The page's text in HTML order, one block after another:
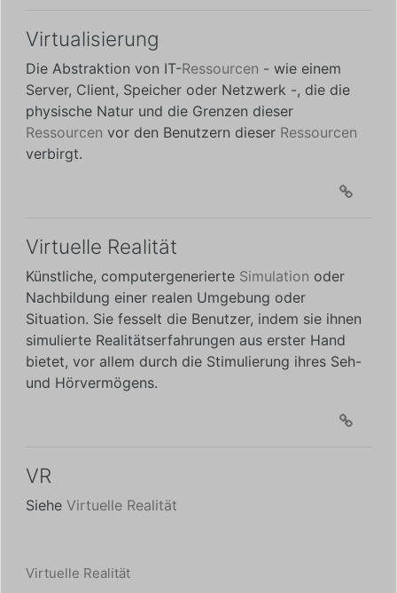
Virtualisierung
Die Abstraktion von IT-Ressourcen - wie einem
Server, Client, Speicher oder Netzwerk -, die die
physische Natur und die Grenzen dieser
Ressourcen vor den Benutzern dieser Ressourcen
verbirgt.
Virtuelle Realität
Künstliche, computergenerierte Simulation oder
Nachbildung einer realen Umgebung oder
Situation. Sie fesselt die Benutzer, indem sie ihnen
simulierte Realitätserfahrungen aus erster Hand
bietet, vor allem durch die Stimulierung ihres Seh-
und Hörvermögens.
VR
Siehe Virtuelle Realität
Virtuelle Realität